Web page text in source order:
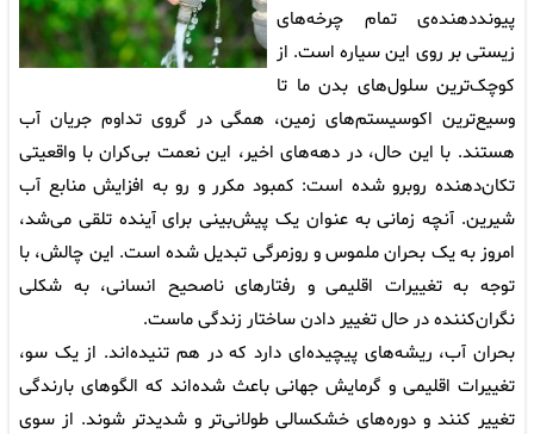
پیونددهنده‌ی تمام چرخه‌های
زیستی بر روی این سیاره است. از
کوچک‌ترین سلول‌های بدن ما تا
وسیع‌ترین اکوسیستم‌های زمین، همگی در گروی تداوم جریان آب
هستند. با این حال، در دهه‌های اخیر، این نعمت بی‌کران با واقعیتی
تکان‌دهنده روبرو شده است: کمبود مکرر و رو به افزایش منابع آب
شیرین. آنچه زمانی به عنوان یک پیش‌بینی برای آینده تلقی می‌شد،
امروز به یک بحران ملموس و روزمرگی تبدیل شده است. این چالش، با
توجه به تغییرات اقلیمی و رفتارهای ناصحیح انسانی، به شکلی
نگران‌کننده در حال تغییر دادن ساختار زندگی ماست.
بحران آب، ریشه‌های پیچیده‌ای دارد که در هم تنیده‌اند. از یک سو،
تغییرات اقلیمی و گرمایش جهانی باعث شده‌اند که الگوهای بارندگی
تغییر کنند و دوره‌های خشکسالی طولانی‌تر و شدیدتر شوند. از سوی